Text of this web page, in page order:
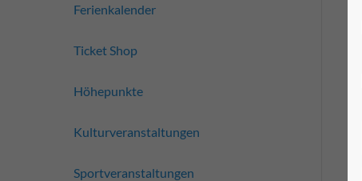
Ferienkalender
Ticket Shop
Höhepunkte
Kulturveranstaltungen
Sportveranstaltungen